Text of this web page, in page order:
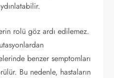
rolü göz ardı edilemez.
benzer semptomları
Bu nedenle, hastaların